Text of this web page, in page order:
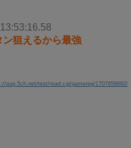
狙えるから最強
pug.5ch.net/test/read.cgi/gamerpg/1707958692/